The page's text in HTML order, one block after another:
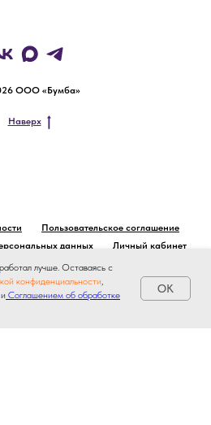
лучше. Оставаясь с
конфиденциальности,
и Соглашением об обработке
OK
ООО «Бумба»
Наверх
Пользовательское соглашение
данных
Личный кабинет